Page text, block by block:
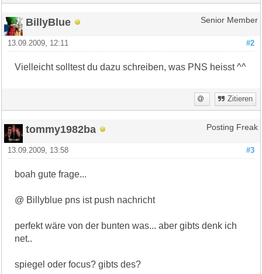
BillyBlue Senior Member
#2
13.09.2009, 12:11
Vielleicht solltest du dazu schreiben, was PNS heisst ^^
Zitieren
tommy1982ba Posting Freak
#3
13.09.2009, 13:58
boah gute frage...
@ Billyblue pns ist push nachricht
perfekt wäre von der bunten was... aber gibts denk ich
net..
spiegel oder focus? gibts des?